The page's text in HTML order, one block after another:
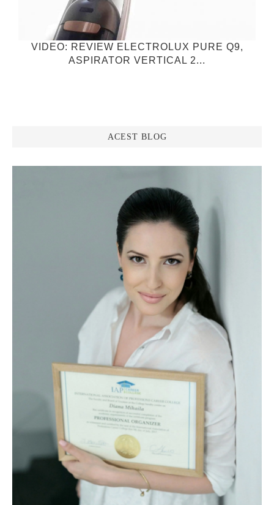
VIDEO: REVIEW ELECTROLUX PURE Q9,
ASPIRATOR VERTICAL 2...
ACEST BLOG